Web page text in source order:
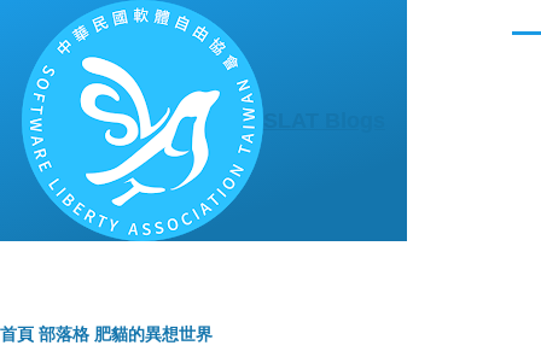
移至主內容
導
首頁 部落格 肥貓的異想世界